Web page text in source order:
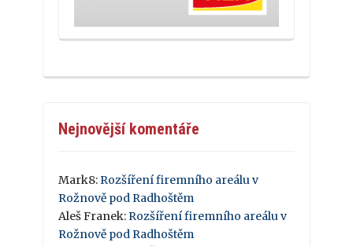
Nejnovější komentáře
Mark8: Rozšíření firemního areálu v
Rožnově pod Radhoštěm
Aleš Franek: Rozšíření firemního areálu v
Rožnově pod Radhoštěm